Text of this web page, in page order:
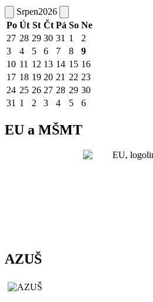
Srpen2026
Po Út St Čt Pá So Ne
27 28 29 30 31 1
2
3
4 5 6 7 8
9
10 11 12 13 14 15 16
17 18 19 20 21 22 23
24 25 26 27 28 29 30
31 1 2 3 4 5 6
EU a MŠMT
AZUŠ